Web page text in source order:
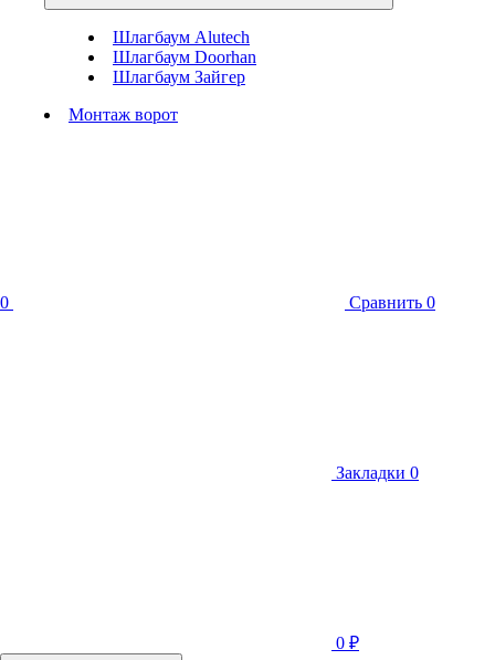
Шлагбаум Alutech
Шлагбаум Doorhan
Шлагбаум Зайгер
Монтаж ворот
0 Сравнить 0
Закладки 0
0 ₽